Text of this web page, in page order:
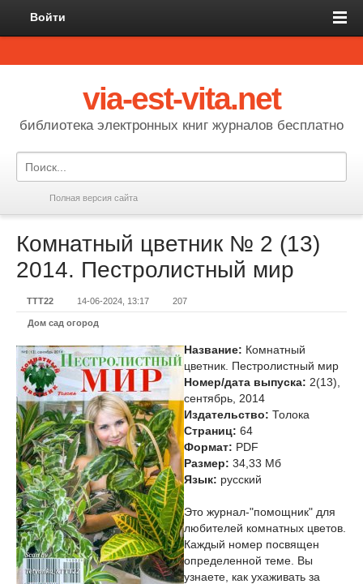
Войти
via-est-vita.net
библиотека электронных книг журналов бесплатно
Полная версия сайта
Комнатный цветник № 2 (13)
2014. Пестролистный мир
TTT22 14-06-2024, 13:17 207
Дом сад огород
Название: Комнатный
цветник. Пестролистный мир
Номер/дата выпуска: 2(13),
сентябрь, 2014
Издательство: Толока
Страниц: 64
Формат: PDF
Размер: 34,33 Мб
Язык: русский
Это журнал-"помощник" для
любителей комнатных цветов.
Каждый номер посвящен
определенной теме. Вы
узнаете, как ухаживать за